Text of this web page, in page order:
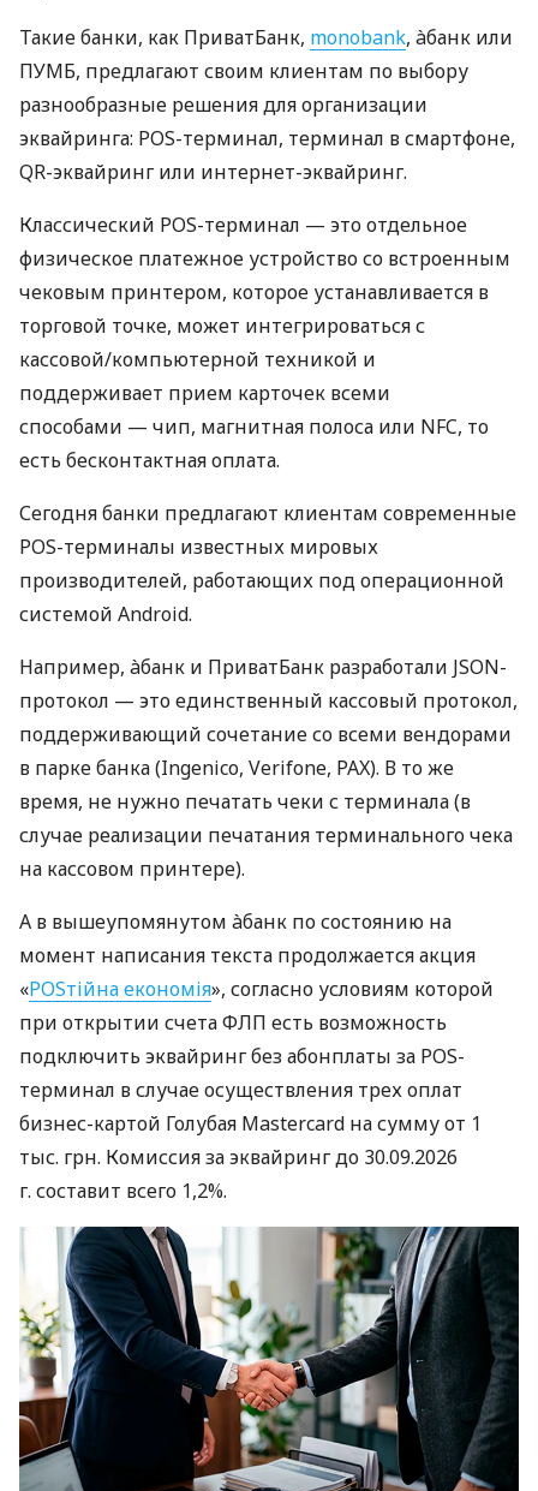
Такие банки, как ПриватБанк, monobank, àбанк или
ПУМБ, предлагают своим клиентам по выбору
разнообразные решения для организации
эквайринга: POS-терминал, терминал в смартфоне,
QR-эквайринг или интернет-эквайринг.
Классический POS-терминал — это отдельное
физическое платежное устройство со встроенным
чековым принтером, которое устанавливается в
торговой точке, может интегрироваться с
кассовой/компьютерной техникой и
поддерживает прием карточек всеми
способами — чип, магнитная полоса или NFC, то
есть бесконтактная оплата.
Сегодня банки предлагают клиентам современные
POS-терминалы известных мировых
производителей, работающих под операционной
системой Android.
Например, àбанк и ПриватБанк разработали JSON-
протокол — это единственный кассовый протокол,
поддерживающий сочетание со всеми вендорами
в парке банка (Ingenico, Verifone, PAX). В то же
время, не нужно печатать чеки с терминала (в
случае реализации печатания терминального чека
на кассовом принтере).
А в вышеупомянутом àбанк по состоянию на
момент написания текста продолжается акция
«POSтійна економія», согласно условиям которой
при открытии счета ФЛП есть возможность
подключить эквайринг без абонплаты за POS-
терминал в случае осуществления трех оплат
бизнес-картой Голубая Mastercard на сумму от 1
тыс. грн. Комиссия за эквайринг до 30.09.2026
г. составит всего 1,2%.